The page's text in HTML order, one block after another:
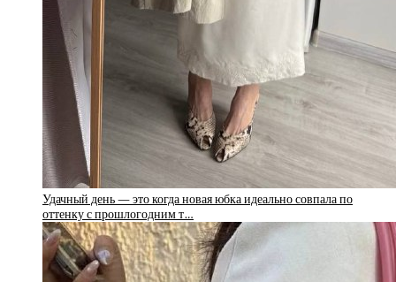
Удачный день — это когда новая юбка идеально совпала по
оттенку с прошлогодним т…